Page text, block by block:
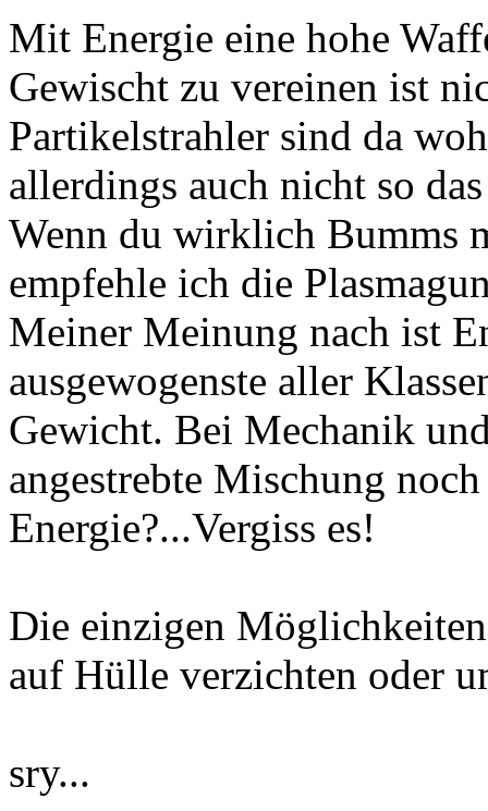
Mit Energie eine hohe
Gewischt zu vereinen ist
Partikelstrahler sind da
allerdings auch nicht so
Wenn du wirklich Bumms
empfehle ich die
Meiner Meinung nach ist
ausgewogenste aller
Gewicht. Bei Mechanik
angestrebte Mischung
Energie?...Vergiss es!
Die einzigen
auf Hülle verzichten oder
sry...